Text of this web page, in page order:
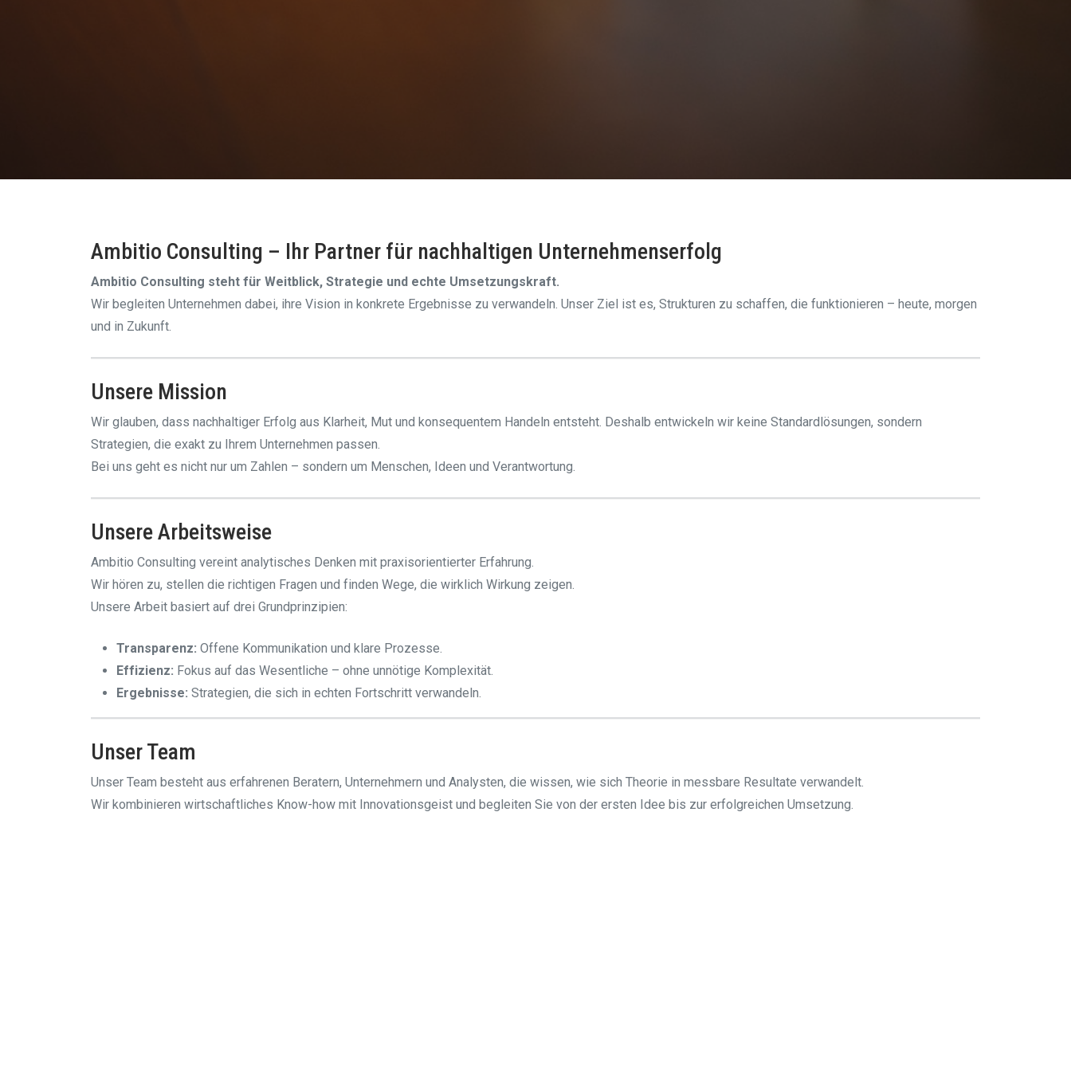
Ambitio Consulting – Ihr Partner für nachhaltigen Unternehmenserfolg
Ambitio Consulting steht für Weitblick, Strategie und echte Umsetzungskraft.
Wir begleiten Unternehmen dabei, ihre Vision in konkrete Ergebnisse zu verwandeln. Unser Ziel ist es, Strukturen zu schaffen, die funktionieren – heute, morgen
und in Zukunft.
Unsere Mission
Wir glauben, dass nachhaltiger Erfolg aus Klarheit, Mut und konsequentem Handeln entsteht. Deshalb entwickeln wir keine Standardlösungen, sondern
Strategien, die exakt zu Ihrem Unternehmen passen.
Bei uns geht es nicht nur um Zahlen – sondern um Menschen, Ideen und Verantwortung.
Unsere Arbeitsweise
Ambitio Consulting vereint analytisches Denken mit praxisorientierter Erfahrung.
Wir hören zu, stellen die richtigen Fragen und finden Wege, die wirklich Wirkung zeigen.
Unsere Arbeit basiert auf drei Grundprinzipien:
Transparenz: Offene Kommunikation und klare Prozesse.
Effizienz: Fokus auf das Wesentliche – ohne unnötige Komplexität.
Ergebnisse: Strategien, die sich in echten Fortschritt verwandeln.
Unser Team
Unser Team besteht aus erfahrenen Beratern, Unternehmern und Analysten, die wissen, wie sich Theorie in messbare Resultate verwandelt.
Wir kombinieren wirtschaftliches Know-how mit Innovationsgeist und begleiten Sie von der ersten Idee bis zur erfolgreichen Umsetzung.